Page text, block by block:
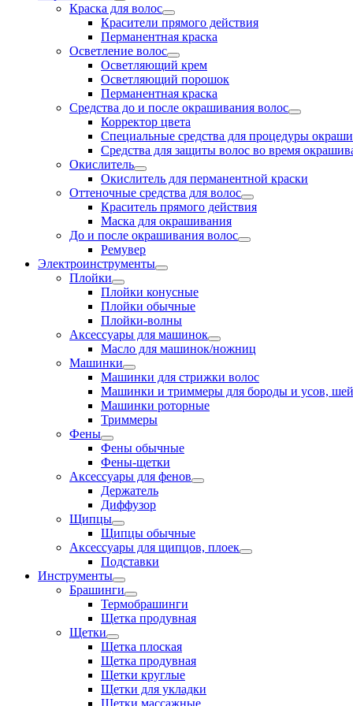
Краска для волос
Красители прямого действия
Перманентная краска
Осветление волос
Осветляющий крем
Осветляющий порошок
Перманентная краска
Средства до и после окрашивания волос
Корректор цвета
Специальные средства для процедуры
Средства для защиты волос во время
Окислитель
Окислитель для перманентной краски
Оттеночные средства для волос
Краситель прямого действия
Маска для окрашивания
До и после окрашивания волос
Ремувер
Электроинструменты
Плойки
Плойки конусные
Плойки обычные
Плойки-волны
Аксессуары для машинок
Масло для машинок/ножниц
Машинки
Машинки для стрижки волос
Машинки и триммеры для бороды и усов,
Машинки роторные
Триммеры
Фены
Фены обычные
Фены-щетки
Аксессуары для фенов
Держатель
Диффузор
Щипцы
Щипцы обычные
Аксессуары для щипцов, плоек
Подставки
Инструменты
Брашинги
Термобрашинги
Щетка продувная
Щетки
Щетка плоская
Щетка продувная
Щетки круглые
Щетки для укладки
Щетки массажные